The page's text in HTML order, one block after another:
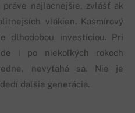
najlacnejšie, zvlášť ak
vlákien. Kašmírový
dlhodobou investíciou. Pri
i po niekoľkých rokoch
nevyťahá sa. Nie je
ďalšia generácia.